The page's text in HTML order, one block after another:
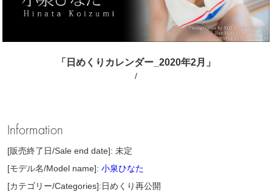
「日めくりカレンダー_2020年2月」
/
Information
[販売終了日/Sale end date]: 未定
[モデル名/Model name]:小泉ひなた
[カテゴリー/Categories]:日めくり再公開